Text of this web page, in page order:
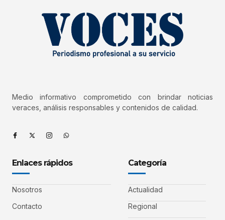
Medio informativo comprometido con brindar noticias
veraces, análisis responsables y contenidos de calidad.
Enlaces rápidos
Nosotros
Contacto
Categoría
Actualidad
Regional